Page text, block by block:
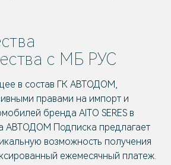
с МБ РУС
в состав ГК АВТОДОМ,
правами на импорт и
бренда AITO SERES в
АВТОДОМ Подписка предлагает
возможность получения
ежемесячный платеж.